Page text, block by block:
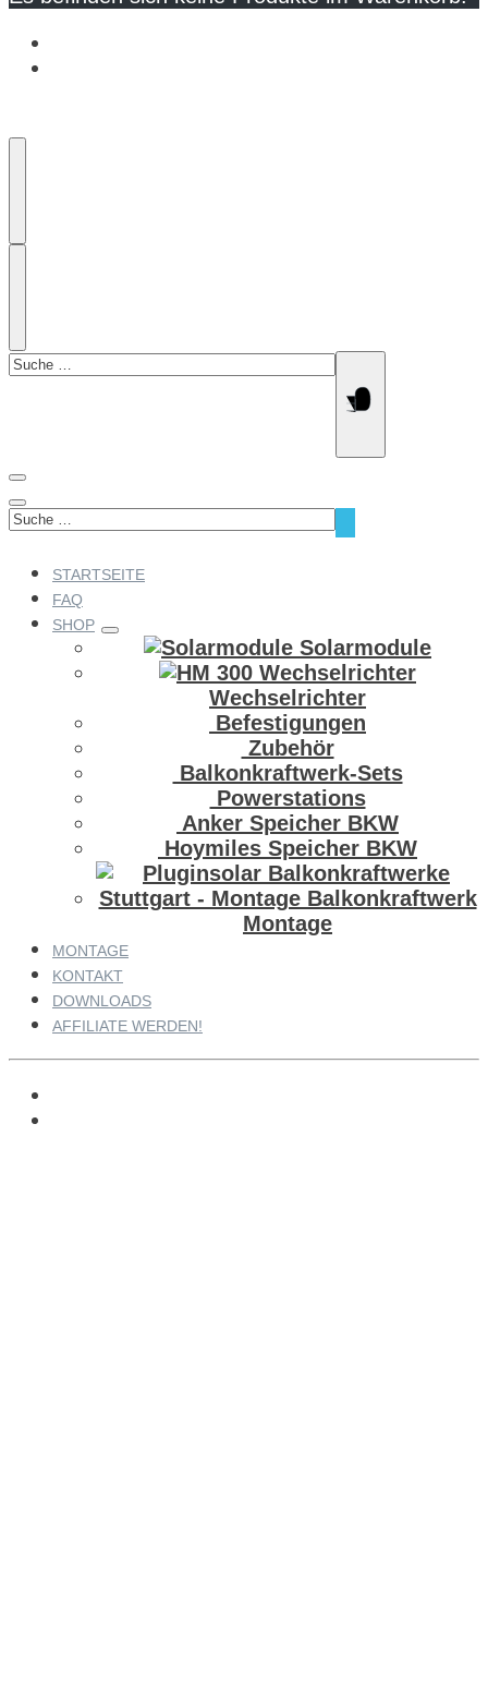
nach:
nach:
STARTSEITE
FAQ
SHOP
Solarmodule
Wechselrichter
Befestigungen
Zubehör
Balkonkraftwerk-Sets
Powerstations
Anker Speicher BKW
Hoymiles Speicher BKW
Montage
MONTAGE
KONTAKT
DOWNLOADS
AFFILIATE WERDEN!